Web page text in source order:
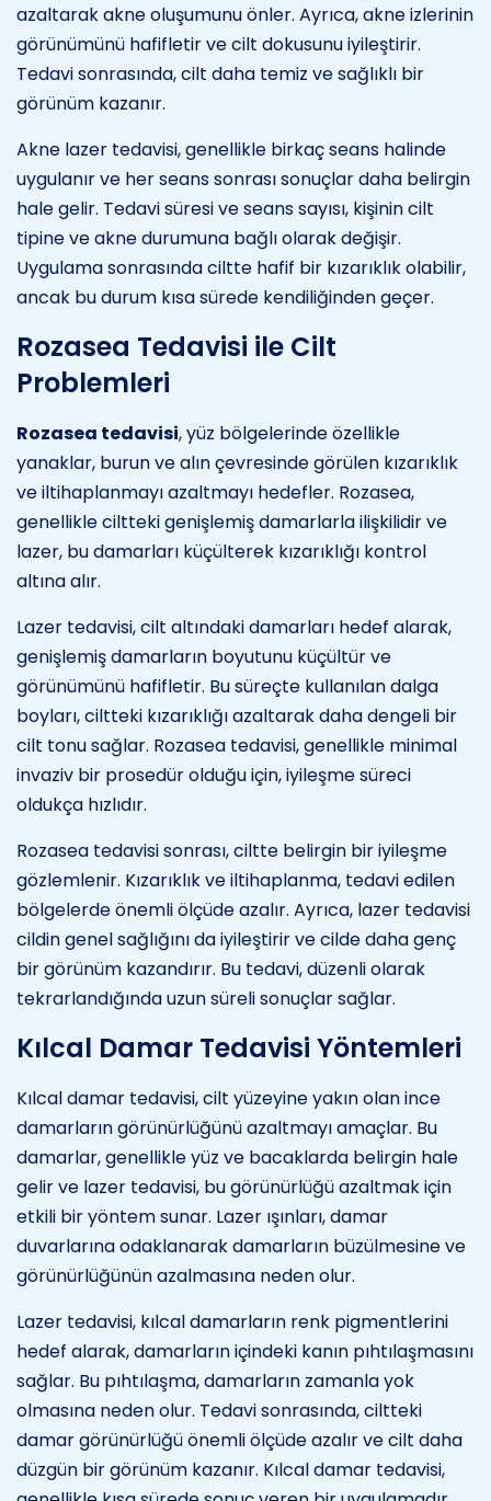
azaltarak akne oluşumunu önler. Ayrıca, akne izlerinin
görünümünü hafifletir ve cilt dokusunu iyileştirir.
Tedavi sonrasında, cilt daha temiz ve sağlıklı bir
görünüm kazanır.
Akne lazer tedavisi, genellikle birkaç seans halinde
uygulanır ve her seans sonrası sonuçlar daha belirgin
hale gelir. Tedavi süresi ve seans sayısı, kişinin cilt
tipine ve akne durumuna bağlı olarak değişir.
Uygulama sonrasında ciltte hafif bir kızarıklık olabilir,
ancak bu durum kısa sürede kendiliğinden geçer.
Rozasea Tedavisi ile Cilt
Problemleri
Rozasea tedavisi, yüz bölgelerinde özellikle
yanaklar, burun ve alın çevresinde görülen kızarıklık
ve iltihaplanmayı azaltmayı hedefler. Rozasea,
genellikle ciltteki genişlemiş damarlarla ilişkilidir ve
lazer, bu damarları küçülterek kızarıklığı kontrol
altına alır.
Lazer tedavisi, cilt altındaki damarları hedef alarak,
genişlemiş damarların boyutunu küçültür ve
görünümünü hafifletir. Bu süreçte kullanılan dalga
boyları, ciltteki kızarıklığı azaltarak daha dengeli bir
cilt tonu sağlar. Rozasea tedavisi, genellikle minimal
invaziv bir prosedür olduğu için, iyileşme süreci
oldukça hızlıdır.
Rozasea tedavisi sonrası, ciltte belirgin bir iyileşme
gözlemlenir. Kızarıklık ve iltihaplanma, tedavi edilen
bölgelerde önemli ölçüde azalır. Ayrıca, lazer tedavisi
cildin genel sağlığını da iyileştirir ve cilde daha genç
bir görünüm kazandırır. Bu tedavi, düzenli olarak
tekrarlandığında uzun süreli sonuçlar sağlar.
Kılcal Damar Tedavisi Yöntemleri
Kılcal damar tedavisi, cilt yüzeyine yakın olan ince
damarların görünürlüğünü azaltmayı amaçlar. Bu
damarlar, genellikle yüz ve bacaklarda belirgin hale
gelir ve lazer tedavisi, bu görünürlüğü azaltmak için
etkili bir yöntem sunar. Lazer ışınları, damar
duvarlarına odaklanarak damarların büzülmesine ve
görünürlüğünün azalmasına neden olur.
Lazer tedavisi, kılcal damarların renk pigmentlerini
hedef alarak, damarların içindeki kanın pıhtılaşmasını
sağlar. Bu pıhtılaşma, damarların zamanla yok
olmasına neden olur. Tedavi sonrasında, ciltteki
damar görünürlüğü önemli ölçüde azalır ve cilt daha
düzgün bir görünüm kazanır. Kılcal damar tedavisi,